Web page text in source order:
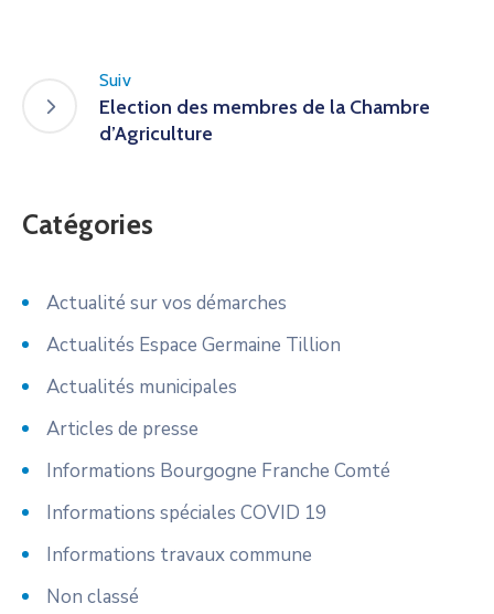
Suiv
Election des membres de la Chambre
d’Agriculture
Catégories
Actualité sur vos démarches
Actualités Espace Germaine Tillion
Actualités municipales
Articles de presse
Informations Bourgogne Franche Comté
Informations spéciales COVID 19
Informations travaux commune
Non classé